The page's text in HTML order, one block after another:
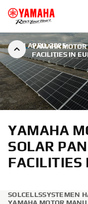
YAMAHA
FACILITIES IN
21 APRIL 2025
YAMAHA
SOLAR
FACILITIES
SOLCELLSSYSTEMEN